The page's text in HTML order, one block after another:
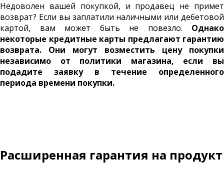
Недоволен вашей покупкой, и продавец не примет
возврат? Если вы заплатили наличными или дебетовой
картой, вам может быть не повезло. Однако
некоторые кредитные карты предлагают гарантию
возврата. Они могут возместить цену покупки
независимо от политики магазина, если вы
подадите заявку в течение определенного
периода времени покупки.
Расширенная гарантия на продукт